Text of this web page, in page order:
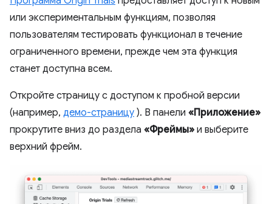
или экспериментальным функциям, позволяя
пользователям тестировать функционал в течение
ограниченного времени, прежде чем эта функция
станет доступна всем.
Откройте страницу с доступом к пробной версии
(например, демо-страницу ). В панели «Приложение»
прокрутите вниз до раздела «Фреймы» и выберите
верхний фрейм.